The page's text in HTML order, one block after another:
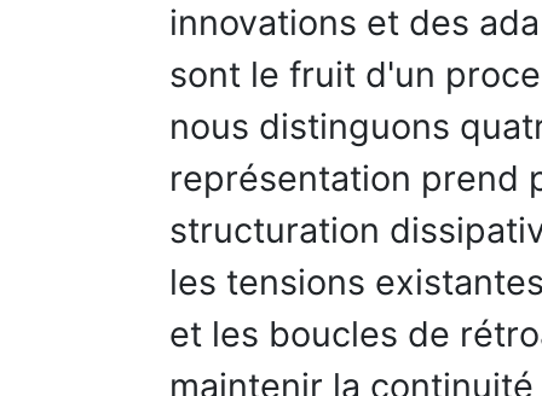
innovations et des
sont le fruit d'un
nous distinguons
représentation prend
structuration
les tensions
et les boucles de
maintenir la